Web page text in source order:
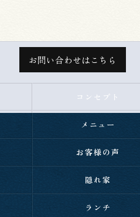
お問い合わせはこちら
コンセプト
メニュー
お客様の声
隠れ家
ランチ